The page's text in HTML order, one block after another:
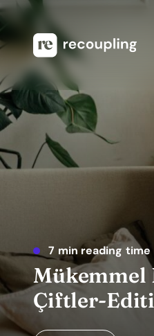
7 min reading time
Mükemmel
Çiftler-